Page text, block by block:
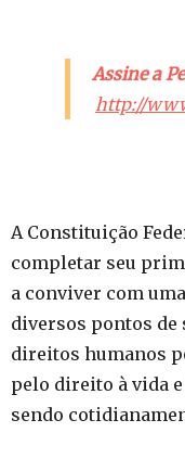
Assine a
http://
A Constituição
completar seu
a conviver com
diversos pontos de
direitos humanos
pelo direito à vida
sendo